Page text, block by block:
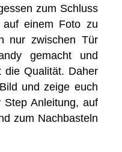
zum Schluss
einem Foto zu
nur zwischen Tür
gemacht und
die Qualität. Daher
und zeige euch
Anleitung, auf
zum Nachbasteln